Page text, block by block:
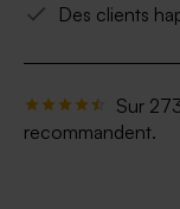
Des clients
Sur
recommandent.